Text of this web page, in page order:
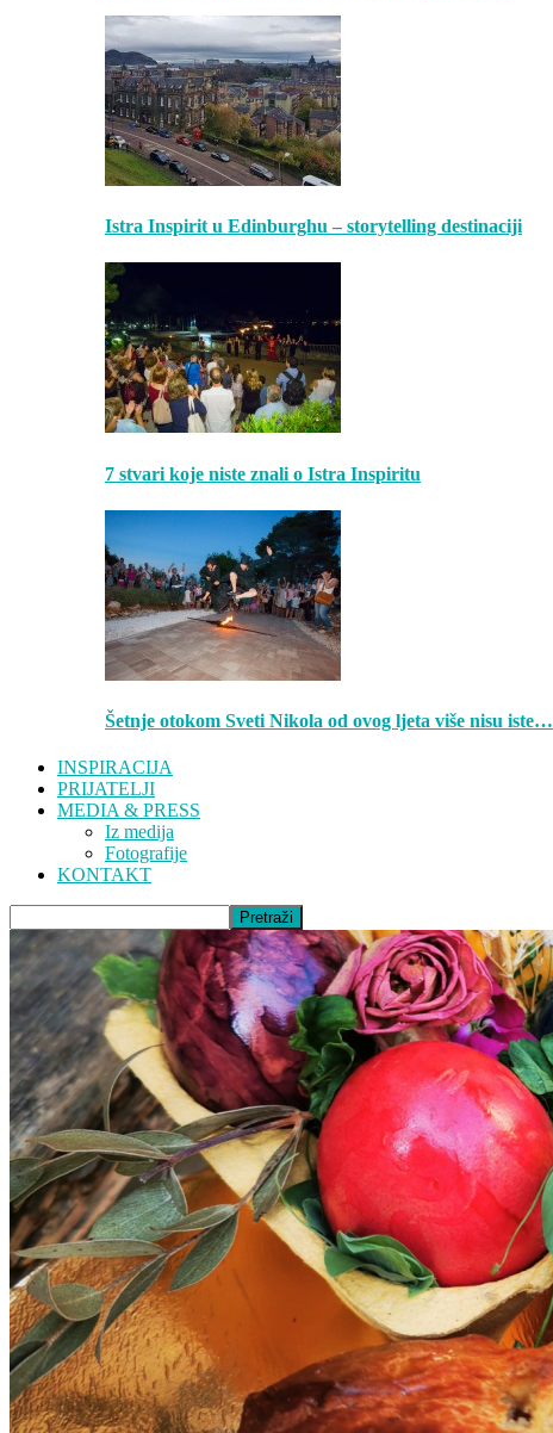
Istra Inspirit u Edinburghu – storytelling destinaciji
7 stvari koje niste znali o Istra Inspiritu
Šetnje otokom Sveti Nikola od ovog ljeta više nisu iste…
INSPIRACIJA
PRIJATELJI
MEDIA & PRESS
Iz medija
Fotografije
KONTAKT